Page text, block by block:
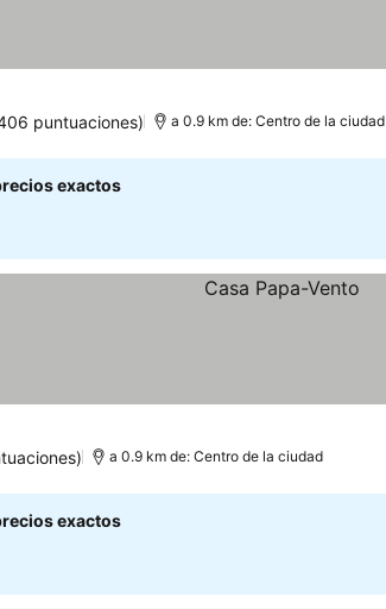
puntuaciones) a 0.9 km de: Centro de la ciudad
exactos
a 0.9 km de: Centro de la ciudad
exactos